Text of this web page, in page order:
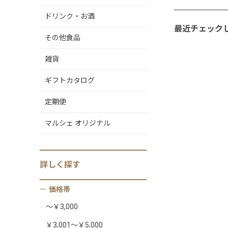
ドリンク・お酒
その他食品
雑貨
ギフトカタログ
定期便
マルシェ オリジナル
詳しく 探す
価格帯
～￥3,000
￥3,001～￥5,000
最近チェック